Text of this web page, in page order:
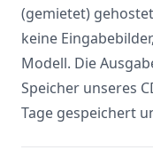
(gemietet)
keine
Modell. Die
Speicher unseres
Tage gespeichert